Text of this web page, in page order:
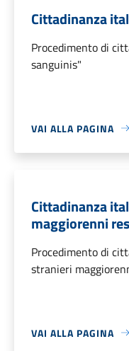
Cittadinanza
Procedimento di
sanguinis"
VAI ALLA PAGINA
Cittadinanza
maggiorenni
Procedimento di
stranieri
VAI ALLA PAGINA